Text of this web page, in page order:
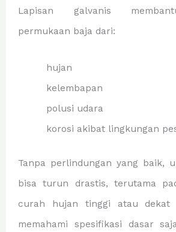
Lapisan galvanis
permukaan baja dari:
hujan
kelembapan
polusi udara
korosi akibat lingkungan
Tanpa perlindungan yang baik,
bisa turun drastis, terutama
curah hujan tinggi atau dekat
memahami spesifikasi dasar